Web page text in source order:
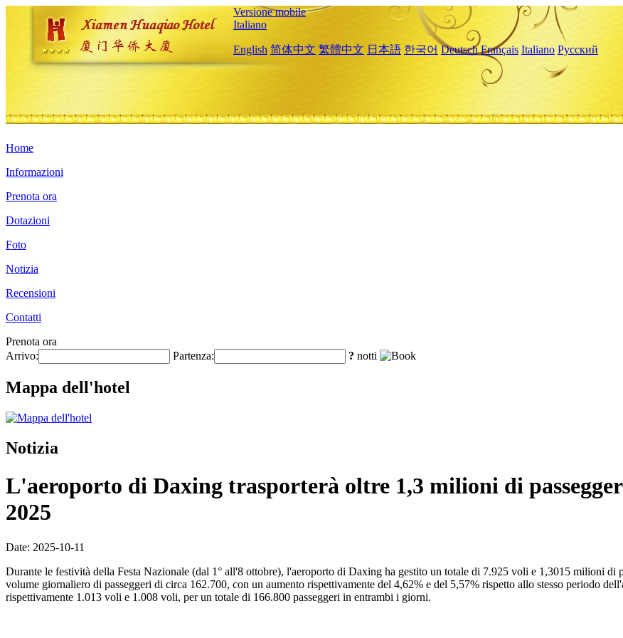
Versione mobile
Italiano
English 简体中文 繁體中文 日本語 한국어 Deutsch Français Italiano Русский
Home
Informazioni
Prenota ora
Dotazioni
Foto
Notizia
Recensioni
Contatti
Prenota ora
Arrivo:
Partenza: ? notti
Mappa dell'hotel
Notizia
L'aeroporto di Daxing trasporterà oltre 1,3 milioni di
2025
Date: 2025-10-11
Durante le festività della Festa Nazionale (dal 1° all'8 ottobre), l'aeroporto di Daxing ha gestito un totale di 7.925 voli e 1,3015 milioni
volume giornaliero di passeggeri di circa 162.700, con un aumento rispettivamente del 4,62% e del 5,57% rispetto allo stesso periodo
rispettivamente 1.013 voli e 1.008 voli, per un totale di 166.800 passeggeri in entrambi i giorni.